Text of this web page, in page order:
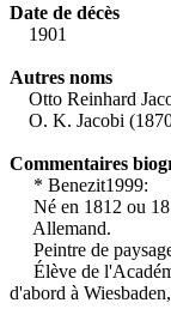
Date de décès
1901
Autres noms
Otto Reinhard
O. K. Jacobi
Commentaires
* Benezit1999:
Né en 1812 ou
Allemand.
Peintre de
Élève de
d'abord à